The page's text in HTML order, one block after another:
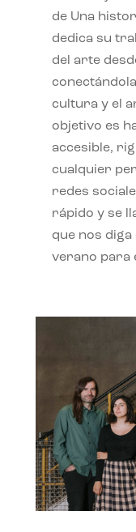
de Una
dedica su
del arte
cultura y el
objetivo es
accesible,
cualquier
redes
rápido y se
que nos diga
verano para